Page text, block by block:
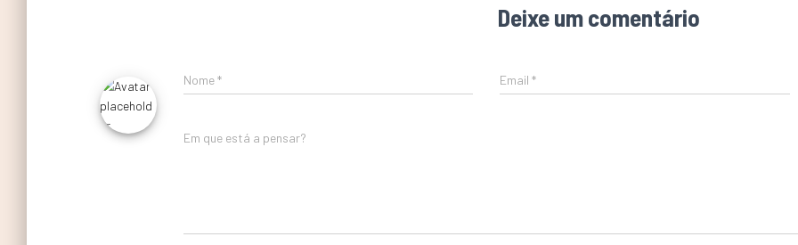
Deixe um comentário
Nome* Email*
Em que está a pensar?